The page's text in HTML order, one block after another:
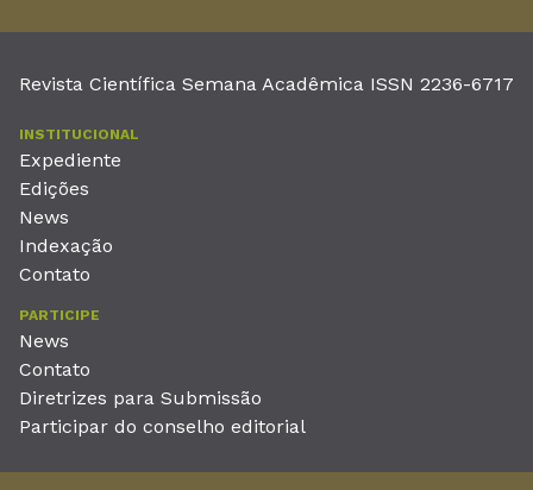
Revista Científica Semana Acadêmica ISSN 2236-6717
INSTITUCIONAL
Expediente
Edições
News
Indexação
Contato
PARTICIPE
News
Contato
Diretrizes para Submissão
Participar do conselho editorial